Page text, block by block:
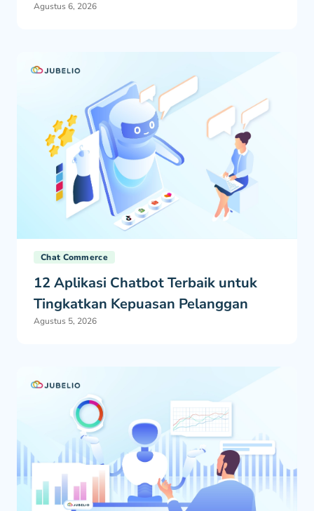
Agustus 6, 2026
Chat Commerce
12 Aplikasi Chatbot Terbaik untuk
Tingkatkan Kepuasan Pelanggan
Agustus 5, 2026